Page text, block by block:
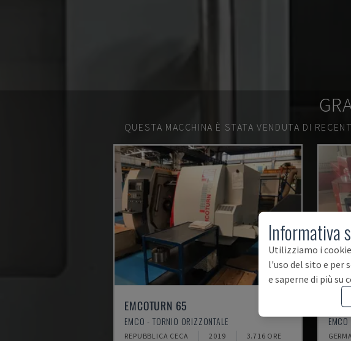
QUESTA MACCHINA È STATA VENDUTA DI
EMCOTURN 65
EMCO - TORNIO ORIZZONTALE
REPUBBLICA CECA 2019 3.716 ORE
Informativa
Utilizziamo i
l'uso del sito e per
e saperne di più